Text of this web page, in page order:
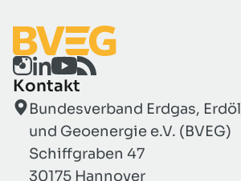
Kontakt
Bundesverband Erdgas, Erdöl
und Geoenergie e.V. (BVEG)
Schiffgraben 47
30175 Hannover